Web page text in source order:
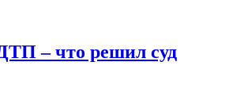
– что решил суд